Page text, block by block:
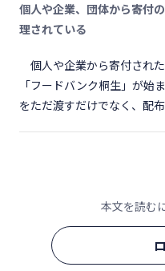
個人や企業、団体から寄付
理されている
個人や企業から寄付され
「フードバンク桐生」が始
をただ渡すだけでなく、配
本文を読む